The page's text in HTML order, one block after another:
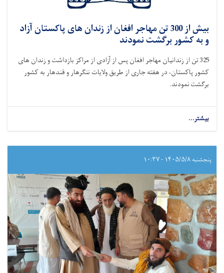
بیش از 300 تن مهاجر افغان از زندان های پاکستان آزاد
و به کشور برگشت نمودند
325 تن از زندانیان مهاجر افغان پس از آزادی از مراکز بازداشت و زندان های
کشور پاکستان، در هفته جاری از طریق ولایات ننگرهار و قندهار به کشور
برگشت نمودند.
بیشتر...
پنجشنبه ۱۴۰۵/۵/۸ - ۱۰:۳۷